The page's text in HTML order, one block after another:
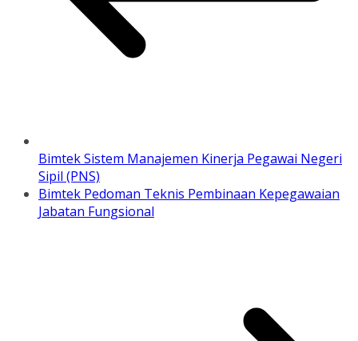
Bimtek Sistem Manajemen Kinerja Pegawai Negeri
Sipil (PNS)
Bimtek Pedoman Teknis Pembinaan Kepegawaian
Jabatan Fungsional